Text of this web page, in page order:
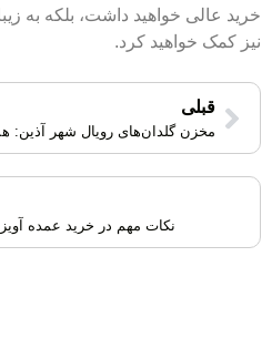
خرید عالی خواهید داشت، بلکه به
نیز کمک خواهید کرد.
قبلی
مخزن گلدان‌های رویال شهر آذین:
نکات مهم در خرید عمده